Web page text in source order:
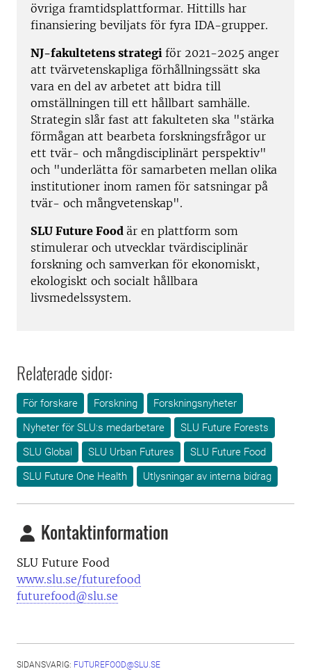
övriga framtidsplattformar. Hittills har
finansiering beviljats för fyra IDA-grupper.
NJ-fakultetens strategi för 2021-2025 anger
att tvärvetenskapliga förhållningssätt ska
vara en del av arbetet att bidra till
omställningen till ett hållbart samhälle.
Strategin slår fast att fakulteten ska "stärka
förmågan att bearbeta forskningsfrågor ur
ett tvär- och mångdisciplinärt perspektiv"
och "underlätta för samarbeten mellan olika
institutioner inom ramen för satsningar på
tvär- och mångvetenskap".
SLU Future Food är en plattform som
stimulerar och utvecklar tvärdisciplinär
forskning och samverkan för ekonomiskt,
ekologiskt och socialt hållbara
livsmedelssystem.
Relaterade sidor:
För forskare Forskning
Forskningsnyheter
Nyheter för SLU:s medarbetare
SLU Future Forests
SLU Global
SLU Urban Futures
SLU Future Food
SLU Future One Health
Utlysningar av interna bidrag
Kontaktinformation
SLU Future Food
www.slu.se/futurefood
futurefood@slu.se
SIDANSVARIG: FUTUREFOOD@SLU.SE